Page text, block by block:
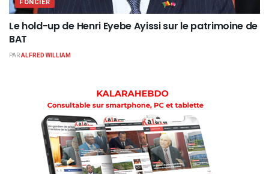
FONCIER
Le hold-up de Henri Eyebe Ayissi sur le patrimoine de
BAT
PARALFRED WILLIAM